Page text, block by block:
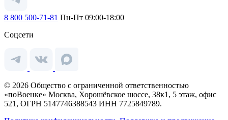
8 800 500-71-81 Пн-Пт 09:00-18:00
Соцсети
© 2026 Общество с ограниченной ответственностью
«поВоенке» Москва, Хорошёвское шоссе, 38к1, 5 этаж, офис
521, ОГРН 5147746388543 ИНН 7725849789.